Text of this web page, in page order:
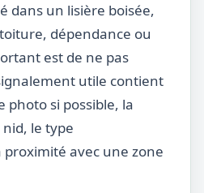
dans un lisière boisée,
dépendance ou
est de ne pas
utile contient
photo si possible, la
le type
proximité avec une zone